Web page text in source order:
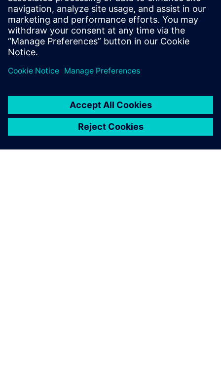
strategines įžvalgas - keičiamo dydžio ir tiksliu būdu, turint
savo modeliu pagrįstą AI
Sužinokite daugiau